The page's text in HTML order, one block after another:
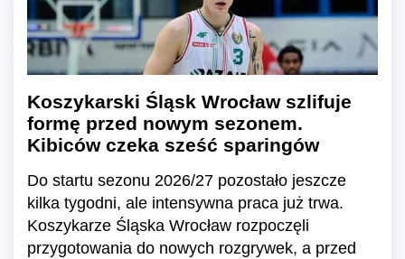
Koszykarski Śląsk Wrocław szlifuje
formę przed nowym sezonem.
Kibiców czeka sześć sparingów
Do startu sezonu 2026/27 pozostało jeszcze
kilka tygodni, ale intensywna praca już trwa.
Koszykarze Śląska Wrocław rozpoczęli
przygotowania do nowych rozgrywek, a przed